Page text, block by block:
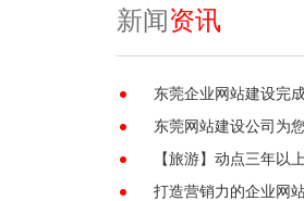
新闻资讯
东莞企业网站建设完
东莞网站建设公司为
【旅游】动点三年以
打造营销力的企业网